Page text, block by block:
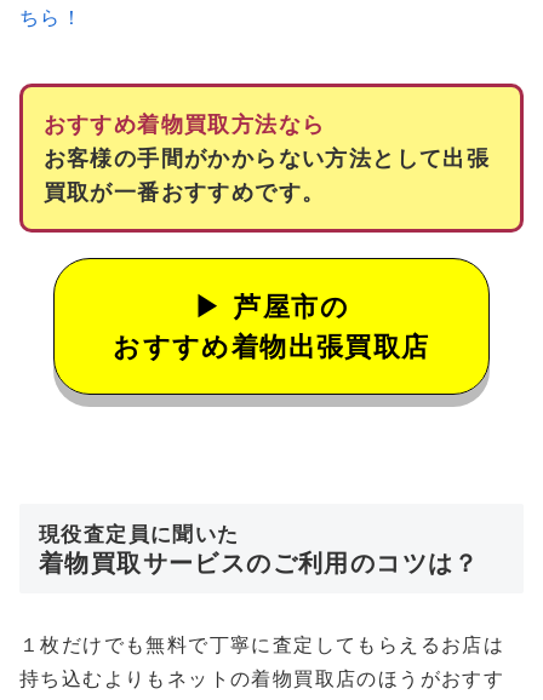
ちら！
おすすめ着物買取方法なら
お客様の手間がかからない方法として出張
買取が一番おすすめです。
芦屋市の
おすすめ着物出張買取店
現役査定員に聞いた
着物買取サービスのご利用のコツは？
１枚だけでも無料で丁寧に査定してもらえるお店は
持ち込むよりもネットの着物買取店のほうがおすす